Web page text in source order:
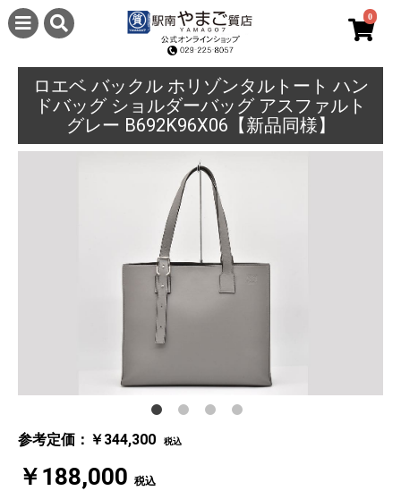
0
ロエベ バックル ホリゾンタルトート ハン
ドバッグ ショルダーバッグ アスファルト
グレー B692K96X06【新品同様】
参考定価：￥344,300 税込
￥188,000 税込